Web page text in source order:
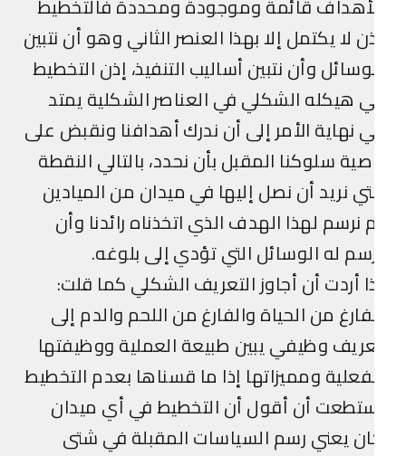
قائمة وموجودة ومحددة فالتخطيط
لا يكتمل إلا بهذا العنصر الثاني وهو أن نتبين
وأن نتبين أساليب التنفيذ، إذن التخطيط
هيكله الشكلي في العناصر الشكلية يمتد
نهاية الأمر إلى أن ندرك أهدافنا ونقبض على
سلوكنا المقبل بأن نحدد، بالتالي النقطة
نريد أن نصل إليها في ميدان من الميادين
نرسم لهذا الهدف الذي اتخذناه رائدنا وأن
له الوسائل التي تؤدي إلى بلوغه.
أردت أن أجاوز التعريف الشكلي كما قلت:
من الحياة والفارغ من اللحم والدم إلى
وظيفي يبين طبيعة العملية ووظيفتها
ومميزاتها إذا ما قسناها بعدم التخطيط
أن أقول أن التخطيط في أي ميدان
يعني رسم السياسات المقبلة في شتى